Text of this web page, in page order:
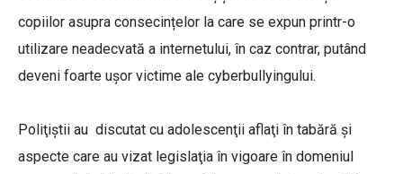
copiilor asupra consecințelor la care se expun printr-o
utilizare neadecvată a internetului, în caz contrar, putând
deveni foarte ușor victime ale cyberbullyingului.
Poliţiştii au discutat cu adolescenţii aflaţi în tabără şi
aspecte care au vizat legislaţia în vigoare în domeniul